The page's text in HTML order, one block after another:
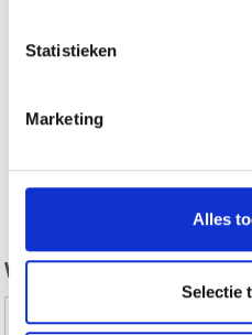
Statistieken
Marketing
Alles
Selectie
WAS DE INHOUD
Ja
No